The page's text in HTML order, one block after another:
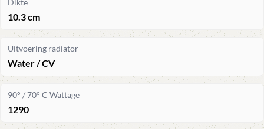
Dikte
10.3 cm
Uitvoering radiator
Water / CV
90° / 70° C Wattage
1290